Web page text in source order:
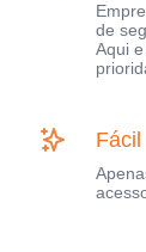
de
Aqui
Fácil